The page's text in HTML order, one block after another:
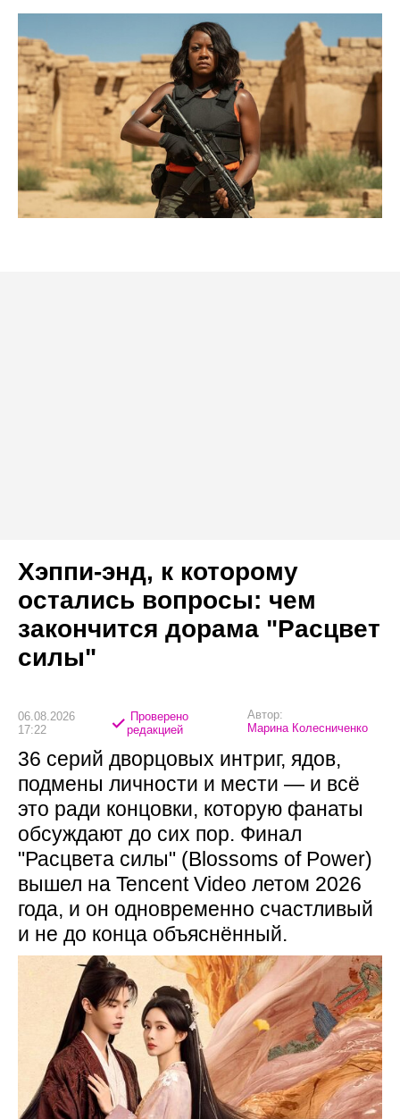
Хэппи-энд, к которому
остались вопросы: чем
закончится дорама "Расцвет
силы"
06.08.2026
17:22
Проверено
редакцией
Автор:
Марина Колесниченко
36 серий дворцовых интриг, ядов,
подмены личности и мести — и всё
это ради концовки, которую фанаты
обсуждают до сих пор. Финал
"Расцвета силы" (Blossoms of Power)
вышел на Tencent Video летом 2026
года, и он одновременно счастливый
и не до конца объяснённый.